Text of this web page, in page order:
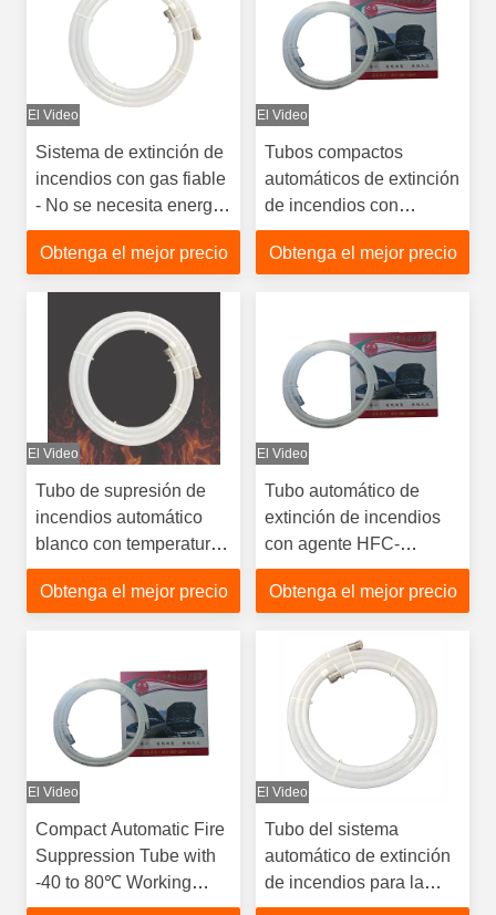
El Video
Sistema de extinción de
incendios con gas fiable
- No se necesita energía
para la seguridad del
vehículo
Obtenga el mejor precio
El Video
Tubos compactos
automáticos de extinción
de incendios con
liberación directa para
los compartimentos del
inyección de 110 °C ±
10 °C
Obtenga el mejor precio
El Video
Tubo de supresión de
incendios automático
blanco con temperatura
de explosión de 110℃
±10℃ y 18 mm de
Obtenga el mejor precio
El Video
Tubo automático de
extinción de incendios
con agente HFC-
227ea/Novec 1230 - 18
mm de diámetro y
temperatura de
explosión
Obtenga el mejor precio
El Video
Compact Automatic Fire
Suppression Tube with
-40 to 80℃ Working
Temperature and
El Video
Tubo del sistema
automático de extinción
de incendios para la
protección del